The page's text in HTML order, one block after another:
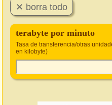
terabyte por minuto
Tasa de transferencia/otras
en kilobyte)